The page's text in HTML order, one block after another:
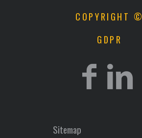
COPYRIGHT ©
GDPR
Sitemap